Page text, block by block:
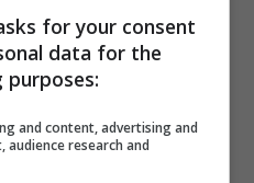
be the same
you coming
be the same
of grace
for your consent
data for the
and content, advertising and
research and